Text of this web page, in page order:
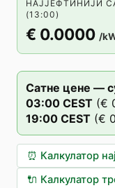
НАЈЈЕФТИНИЈИ
(13:00)
€ 0.0000 /
Сатне цене —
03:00 CEST (€
19:00 CEST (€
⏰ Калкулатор
🔌 Калкулатор